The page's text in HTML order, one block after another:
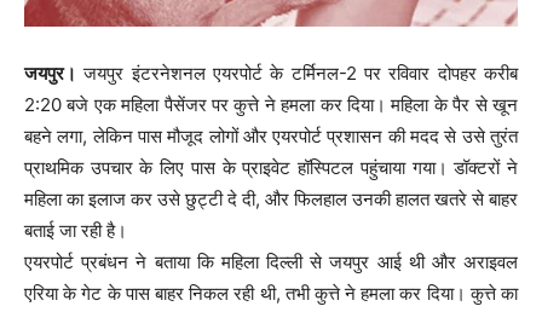
जयपुर। जयपुर इंटरनेशनल एयरपोर्ट के टर्मिनल-2 पर रविवार दोपहर करीब
2:20 बजे एक महिला पैसेंजर पर कुत्ते ने हमला कर दिया। महिला के पैर से खून
बहने लगा, लेकिन पास मौजूद लोगों और एयरपोर्ट प्रशासन की मदद से उसे तुरंत
प्राथमिक उपचार के लिए पास के प्राइवेट हॉस्पिटल पहुंचाया गया। डॉक्टरों ने
महिला का इलाज कर उसे छुट्टी दे दी, और फिलहाल उनकी हालत खतरे से बाहर
बताई जा रही है।
एयरपोर्ट प्रबंधन ने बताया कि महिला दिल्ली से जयपुर आई थी और अराइवल
एरिया के गेट के पास बाहर निकल रही थी, तभी कुत्ते ने हमला कर दिया। कुत्ते का